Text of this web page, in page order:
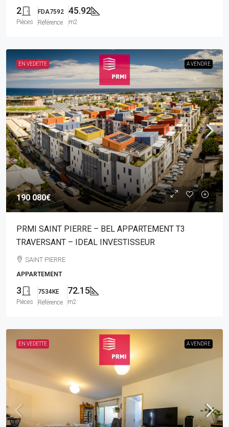
2
Pièces
FDA7592
Référence
45.92
m2
EN VEDETTE A VENDRE
190 080€
PRMI SAINT PIERRE – BEL APPARTEMENT T3
TRAVERSANT – IDEAL INVESTISSEUR
SAINT PIERRE
APPARTEMENT
3
Pièces
7534KE
Référence
72.15
m2
EN VEDETTE A VENDRE